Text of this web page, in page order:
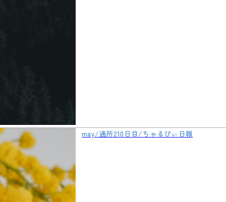
may/通所210日目/ちゃるびぃ日報